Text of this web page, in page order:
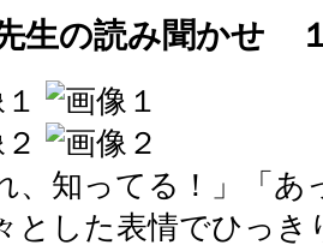
生の読み聞かせ
、知ってる！」「
とした表情でひっ